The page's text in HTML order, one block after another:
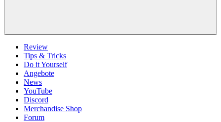
Review
Tips & Tricks
Do it Yourself
Angebote
News
YouTube
Discord
Merchandise Shop
Forum